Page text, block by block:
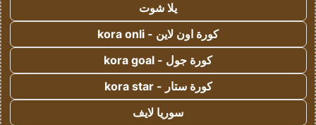
يلا شوت
كورة اون لاين - kora onli
كورة جول - kora goal
كورة ستار - kora star
سوريا لايف